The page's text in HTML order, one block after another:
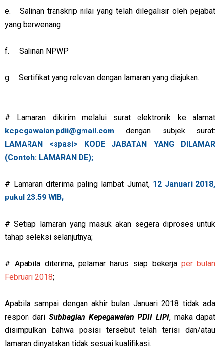
e. Salinan transkrip nilai yang telah dilegalisir oleh pejabat
yang berwenang
f. Salinan NPWP
g. Sertifikat yang relevan dengan lamaran yang diajukan.
# Lamaran dikirim melalui surat elektronik ke alamat
kepegawaian.pdii@gmail.com dengan subjek surat:
LAMARAN <spasi> KODE JABATAN YANG DILAMAR
(Contoh: LAMARAN DE);
# Lamaran diterima paling lambat Jumat, 12 Januari 2018,
pukul 23.59 WIB;
# Setiap lamaran yang masuk akan segera diproses untuk
tahap seleksi selanjutnya;
# Apabila diterima, pelamar harus siap bekerjaper bulan
Februari 2018;
Apabila sampai dengan akhir bulan Januari 2018 tidak ada
respon dari Subbagian Kepegawaian PDII LIPI, maka dapat
disimpulkan bahwa posisi tersebut telah terisi dan/atau
lamaran dinyatakan tidak sesuai kualifikasi.